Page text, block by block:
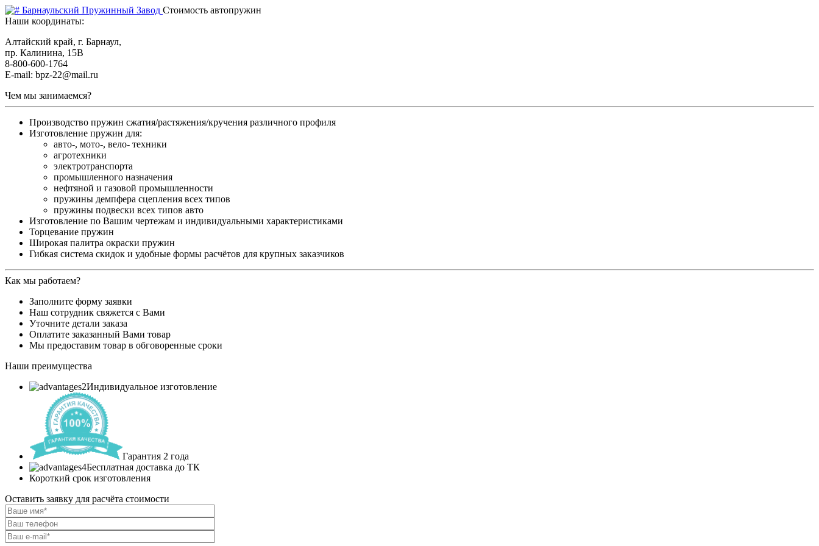
Барнаульский Пружинный Завод Стоимость автопружин
Наши координаты:
Алтайский край, г. Барнаул,
пр. Калинина, 15В
8-800-600-1764
E-mail: bpz-22@mail.ru
Чем мы занимаемся?
Производство пружин сжатия/растяжения/кручения различного профиля
Изготовление пружин для:
авто-, мото-, вело- техники
агротехники
электротранспорта
промышленного назначения
нефтяной и газовой промышленности
пружины демпфера сцепления всех типов
пружины подвески всех типов авто
Изготовление по Вашим чертежам и индивидуальными характеристиками
Торцевание пружин
Широкая палитра окраски пружин
Гибкая система скидок и удобные формы расчётов для крупных заказчиков
Как мы работаем?
Заполните форму заявки
Наш сотрудник свяжется с Вами
Уточните детали заказа
Оплатите заказанный Вами товар
Мы предоставим товар в обговоренные сроки
Наши преимущества
Индивидуальное изготовление
Гарантия 2 года
Бесплатная доставка до ТК
Короткий срок изготовления
Оставить заявку для расчёта стоимости